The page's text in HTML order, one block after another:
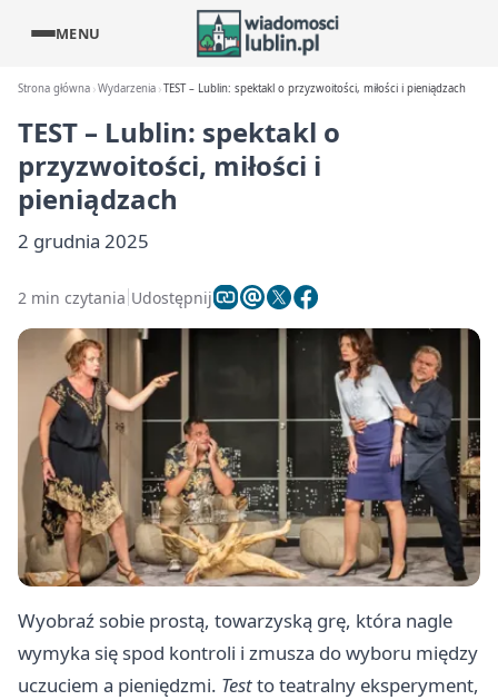
MENU
Strona główna Wydarzenia TEST – Lublin: spektakl o przyzwoitości, miłości i pieniądzach
TEST – Lublin: spektakl o
przyzwoitości, miłości i
pieniądzach
2 grudnia 2025
2 min czytania Udostępnij
Wyobraź sobie prostą, towarzyską grę, która nagle
wymyka się spod kontroli i zmusza do wyboru między
uczuciem a pieniędzmi. Testto teatralny eksperyment,